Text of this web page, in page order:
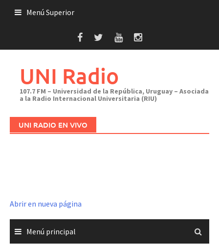
Menú Superior
UNI Radio
107.7 FM – Universidad de la República, Uruguay – Asociada
a la Radio Internacional Universitaria (RIU)
UNI RADIO EN VIVO
Abrir en nueva página
Menú principal